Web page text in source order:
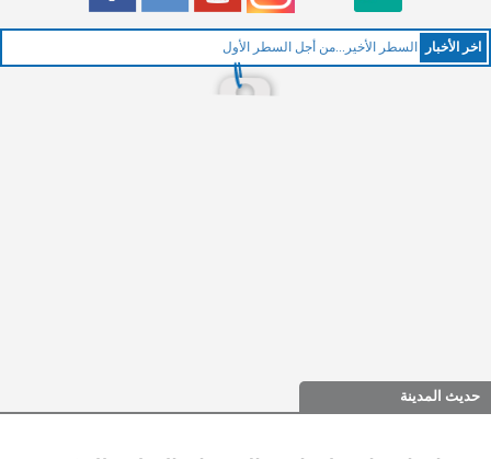
اخر اﻷخبار السطر الأخير...من أجل السطر الأول
حديث المدينة